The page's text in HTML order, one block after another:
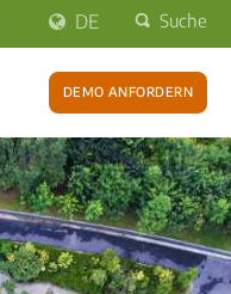
DE Suche
Demo anfordern